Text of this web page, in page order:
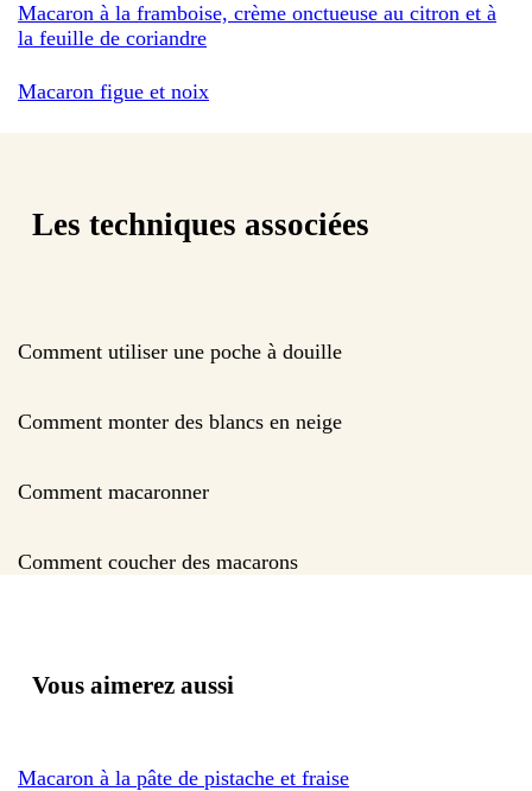
Macaron à la framboise, crème onctueuse au citron et à
la feuille de coriandre
Macaron figue et noix
Les techniques associées
Comment utiliser une poche à douille
Comment monter des blancs en neige
Comment macaronner
Comment coucher des macarons
Vous aimerez aussi
Macaron à la pâte de pistache et fraise